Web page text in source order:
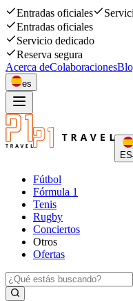
Entradas oficiales
Entradas oficiales
Servicio dedicado
Reserva segura
Acerca deColaboraciones
es
ES
Fútbol
Fórmula 1
Tenis
Rugby
Conciertos
Otros
Ofertas